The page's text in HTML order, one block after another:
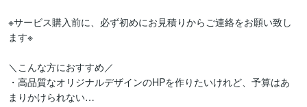
※サービス購入前に、必ず初めにお見積りからご連絡をお願い致し
ます※
＼こんな方におすすめ／
・高品質なオリジナルデザインのHPを作りたいけれど、予算はあ
まりかけられない…